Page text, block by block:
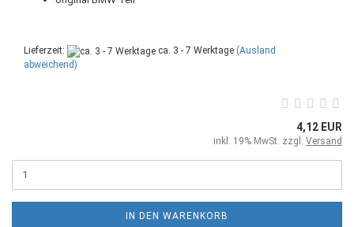
Lieferzeit: ca. 3 - 7 Werktage (Ausland
abweichend)
4,12 EUR
inkl. 19% MwSt. zzgl. Versand
IN DEN WARENKORB